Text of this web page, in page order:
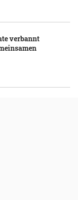
verbannt